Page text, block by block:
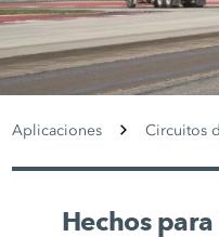
Aplicaciones Circuitos
Hechos